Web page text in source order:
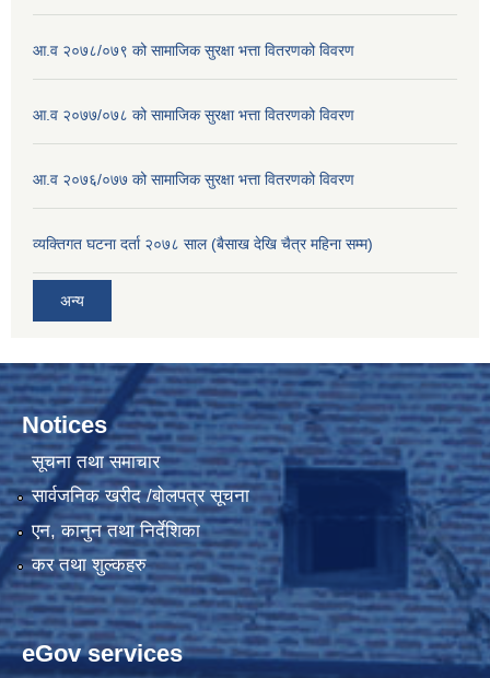
आ.व २०७८/०७९ को सामाजिक सुरक्षा भत्ता वितरणको विवरण
आ.व २०७७/०७८ को सामाजिक सुरक्षा भत्ता वितरणको विवरण
आ.व २०७६/०७७ को सामाजिक सुरक्षा भत्ता वितरणको विवरण
व्यक्तिगत घटना दर्ता २०७८ साल (बैसाख देखि चैत्र महिना सम्म)
अन्य
Notices
सूचना तथा समाचार
सार्वजनिक खरीद /बोलपत्र सूचना
एन, कानुन तथा निर्देशिका
कर तथा शुल्कहरु
eGov services